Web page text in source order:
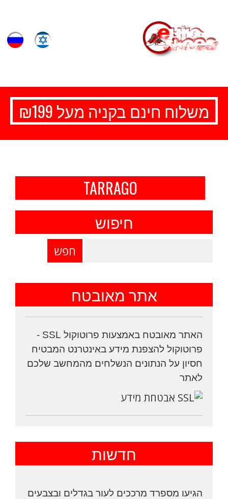
משלוח חינם בקניה מעל ₪199
TARRAGO
חיפוש
אתר מאובטח
האתר מאובטח באמצעות פרוטוקול SSL -
פרוטוקול להצפנת מידע באינטרנט המבטיח
חסיון על הנתונים הנשלחים מהמחשב שלכם
לאתר
חדשות
הגיעו מספרד מרככים לעור בגדלים ובצבעים